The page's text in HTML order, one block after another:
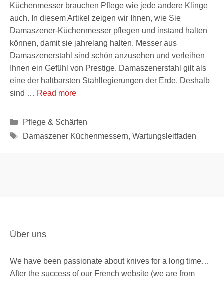
Küchenmesser brauchen Pflege wie jede andere Klinge
auch. In diesem Artikel zeigen wir Ihnen, wie Sie
Damaszener-Küchenmesser pflegen und instand halten
können, damit sie jahrelang halten. Messer aus
Damaszenerstahl sind schön anzusehen und verleihen
Ihnen ein Gefühl von Prestige. Damaszenerstahl gilt als
eine der haltbarsten Stahllegierungen der Erde. Deshalb
sind … Read more
Kategorien
Pflege & Schärfen
Schlagwörter
Damaszener Küchenmessern, Wartungsleitfaden
Über uns
We have been passionate about knives for a long time…
After the success of our French website (we are from